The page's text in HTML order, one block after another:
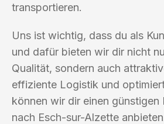
transportieren.
Uns ist wichtig, dass du als
und dafür bieten wir dir nicht
Qualität, sondern auch
effiziente Logistik und
können wir dir einen günstigen
nach Esch-sur-Alzette